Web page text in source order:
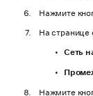
Нажмите
На странице
Сеть
Нажмите